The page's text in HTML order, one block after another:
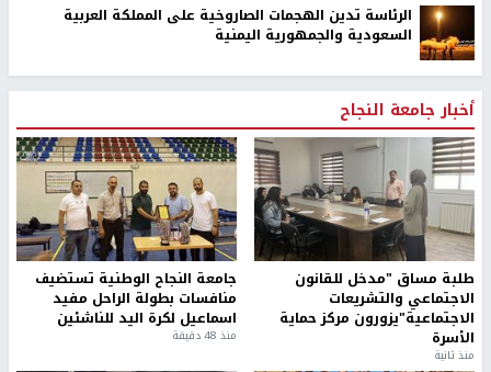
الرئاسة تدين الهجمات الصاروخية على المملكة العربية
السعودية والجمهورية اليمنية
أخبار جامعة النجاح
طلبة مساق "مدخل للقانون
الاجتماعي والتشريعات
الاجتماعية"يزورون مركز حماية
الأسرة
منذ ثانية
جامعة النجاح الوطنية تستضيف
منافسات بطولة الراحل مفيد
اسماعيل لكرة اليد للناشئين
منذ 48 دقيقة